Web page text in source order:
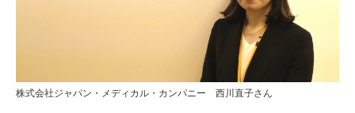
株式会社ジャパン・メディカル・カンパニー 西川直子さん